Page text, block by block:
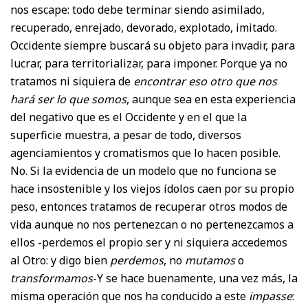
nos escape: todo debe terminar siendo asimilado,
recuperado, enrejado, devorado, explotado, imitado.
Occidente siempre buscará su objeto para invadir, para
lucrar, para territorializar, para imponer. Porque ya no
tratamos ni siquiera de encontrar eso otro que nos
hará ser lo que somos, aunque sea en esta experiencia
del negativo que es el Occidente y en el que la
superficie muestra, a pesar de todo, diversos
agenciamientos y cromatismos que lo hacen posible.
No. Si la evidencia de un modelo que no funciona se
hace insostenible y los viejos ídolos caen por su propio
peso, entonces tratamos de recuperar otros modos de
vida aunque no nos pertenezcan o no pertenezcamos a
ellos -perdemos el propio ser y ni siquiera accedemos
al Otro: y digo bien perdemos, no mutamoso
transformamos-Y se hace buenamente, una vez más, la
misma operación que nos ha conducido a este impasse: